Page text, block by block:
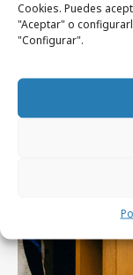
Cookies. Puedes
"Aceptar" o
"Configurar".
domingo, 9 de
Maxibon x